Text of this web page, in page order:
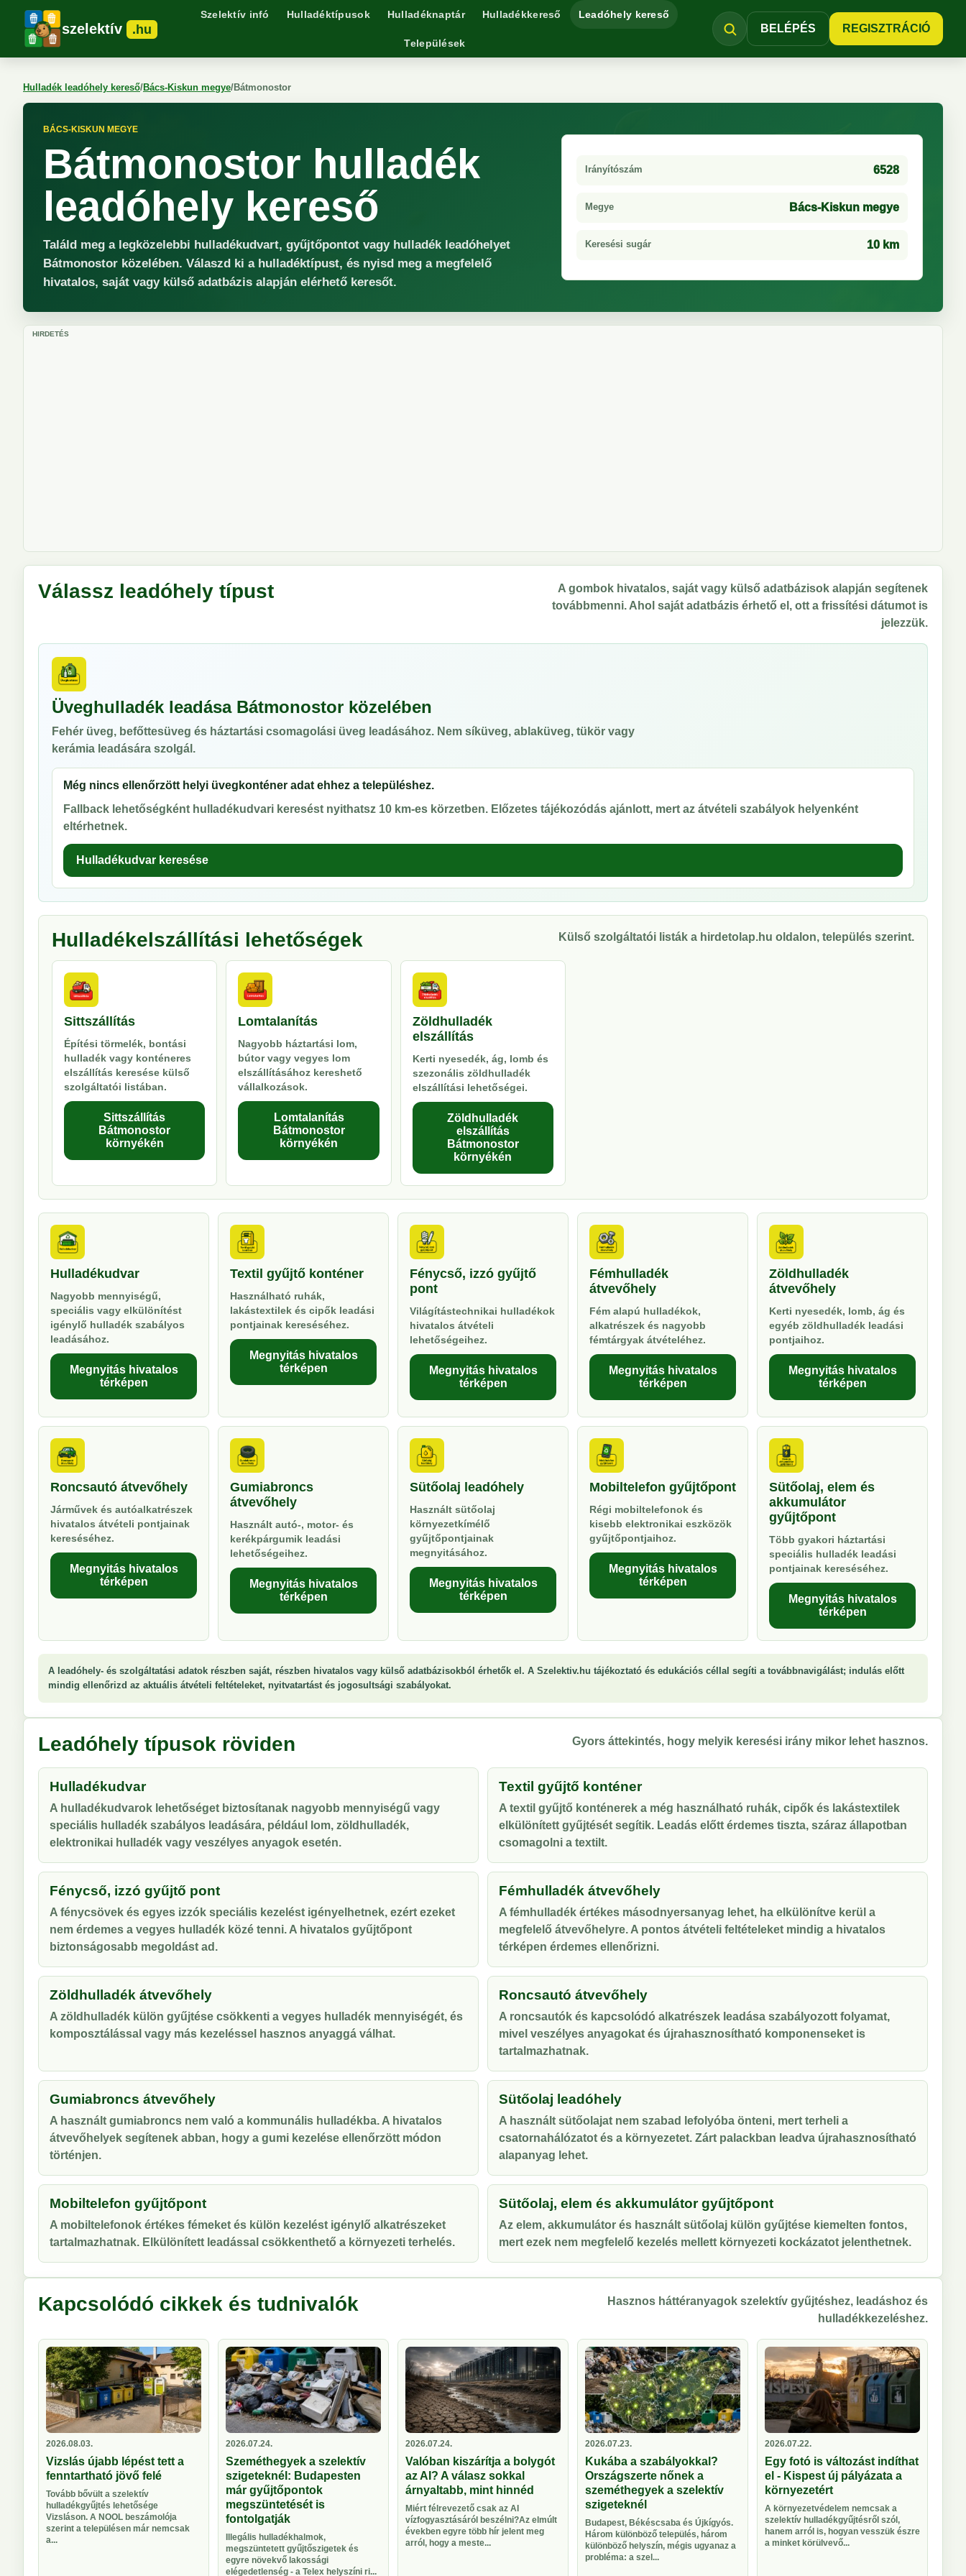
szelektív .hu
Szelektív infó Hulladéktípusok Hulladéknaptár Hulladékkereső Leadóhely kereső
Települések
BELÉPÉS REGISZTRÁCIÓ
Hulladék leadóhely kereső/Bács-Kiskun megye/Bátmonostor
BÁCS-KISKUN MEGYE
Bátmonostor hulladék
leadóhely kereső
Találd meg a legközelebbi hulladékudvart, gyűjtőpontot vagy hulladék leadóhelyet
Bátmonostor közelében. Válaszd ki a hulladéktípust, és nyisd meg a megfelelő
hivatalos, saját vagy külső adatbázis alapján elérhető keresőt.
Irányítószám 6528
Megye Bács-Kiskun megye
Keresési sugár 10 km
HIRDETÉS
Válassz leadóhely típust
A gombok hivatalos, saját vagy külső adatbázisok alapján segítenek
továbbmenni. Ahol saját adatbázis érhető el, ott a frissítési dátumot is
jelezzük.
Üveghulladék leadása Bátmonostor közelében
Fehér üveg, befőttesüveg és háztartási csomagolási üveg leadásához. Nem síküveg, ablaküveg, tükör vagy
kerámia leadására szolgál.
Még nincs ellenőrzött helyi üvegkonténer adat ehhez a településhez.
Fallback lehetőségként hulladékudvari keresést nyithatsz 10 km-es körzetben. Előzetes tájékozódás ajánlott, mert az átvételi szabályok helyenként
eltérhetnek.
Hulladékudvar keresése
Hulladékelszállítási lehetőségek Külső szolgáltatói listák a hirdetolap.hu oldalon, település szerint.
Sittszállítás
Építési törmelék, bontási
hulladék vagy konténeres
elszállítás keresése külső
szolgáltatói listában.
Sittszállítás
Bátmonostor
környékén
Lomtalanítás
Nagyobb háztartási lom,
bútor vagy vegyes lom
elszállításához kereshető
vállalkozások.
Lomtalanítás
Bátmonostor
környékén
Zöldhulladék
elszállítás
Kerti nyesedék, ág, lomb és
szezonális zöldhulladék
elszállítási lehetőségei.
Zöldhulladék
elszállítás
Bátmonostor
környékén
Hulladékudvar
Nagyobb mennyiségű,
speciális vagy elkülönítést
igénylő hulladék szabályos
leadásához.
Megnyitás hivatalos
térképen
Textil gyűjtő konténer
Használható ruhák,
lakástextilek és cipők leadási
pontjainak kereséséhez.
Megnyitás hivatalos
térképen
Fénycső, izzó gyűjtő
pont
Világítástechnikai hulladékok
hivatalos átvételi
lehetőségeihez.
Megnyitás hivatalos
térképen
Fémhulladék
átvevőhely
Fém alapú hulladékok,
alkatrészek és nagyobb
fémtárgyak átvételéhez.
Megnyitás hivatalos
térképen
Zöldhulladék
átvevőhely
Kerti nyesedék, lomb, ág és
egyéb zöldhulladék leadási
pontjaihoz.
Megnyitás hivatalos
térképen
Roncsautó átvevőhely
Járművek és autóalkatrészek
hivatalos átvételi pontjainak
kereséséhez.
Megnyitás hivatalos
térképen
Gumiabroncs
átvevőhely
Használt autó-, motor- és
kerékpárgumik leadási
lehetőségeihez.
Megnyitás hivatalos
térképen
Sütőolaj leadóhely
Használt sütőolaj
környezetkímélő
gyűjtőpontjainak
megnyitásához.
Megnyitás hivatalos
térképen
Mobiltelefon gyűjtőpont
Régi mobiltelefonok és
kisebb elektronikai eszközök
gyűjtőpontjaihoz.
Megnyitás hivatalos
térképen
Sütőolaj, elem és
akkumulátor
gyűjtőpont
Több gyakori háztartási
speciális hulladék leadási
pontjainak kereséséhez.
Megnyitás hivatalos
térképen
A leadóhely- és szolgáltatási adatok részben saját, részben hivatalos vagy külső adatbázisokból érhetők el. A Szelektiv.hu tájékoztató és edukációs céllal segíti a továbbnavigálást; indulás előtt
mindig ellenőrizd az aktuális átvételi feltételeket, nyitvatartást és jogosultsági szabályokat.
Leadóhely típusok röviden Gyors áttekintés, hogy melyik keresési irány mikor lehet hasznos.
Hulladékudvar
A hulladékudvarok lehetőséget biztosítanak nagyobb mennyiségű vagy
speciális hulladék szabályos leadására, például lom, zöldhulladék,
elektronikai hulladék vagy veszélyes anyagok esetén.
Textil gyűjtő konténer
A textil gyűjtő konténerek a még használható ruhák, cipők és lakástextilek
elkülönített gyűjtését segítik. Leadás előtt érdemes tiszta, száraz állapotban
csomagolni a textilt.
Fénycső, izzó gyűjtő pont
A fénycsövek és egyes izzók speciális kezelést igényelhetnek, ezért ezeket
nem érdemes a vegyes hulladék közé tenni. A hivatalos gyűjtőpont
biztonságosabb megoldást ad.
Fémhulladék átvevőhely
A fémhulladék értékes másodnyersanyag lehet, ha elkülönítve kerül a
megfelelő átvevőhelyre. A pontos átvételi feltételeket mindig a hivatalos
térképen érdemes ellenőrizni.
Zöldhulladék átvevőhely
A zöldhulladék külön gyűjtése csökkenti a vegyes hulladék mennyiségét, és
komposztálással vagy más kezeléssel hasznos anyaggá válhat.
Roncsautó átvevőhely
A roncsautók és kapcsolódó alkatrészek leadása szabályozott folyamat,
mivel veszélyes anyagokat és újrahasznosítható komponenseket is
tartalmazhatnak.
Gumiabroncs átvevőhely
A használt gumiabroncs nem való a kommunális hulladékba. A hivatalos
átvevőhelyek segítenek abban, hogy a gumi kezelése ellenőrzött módon
történjen.
Sütőolaj leadóhely
A használt sütőolajat nem szabad lefolyóba önteni, mert terheli a
csatornahálózatot és a környezetet. Zárt palackban leadva újrahasznosítható
alapanyag lehet.
Mobiltelefon gyűjtőpont
A mobiltelefonok értékes fémeket és külön kezelést igénylő alkatrészeket
tartalmazhatnak. Elkülönített leadással csökkenthető a környezeti terhelés.
Sütőolaj, elem és akkumulátor gyűjtőpont
Az elem, akkumulátor és használt sütőolaj külön gyűjtése kiemelten fontos,
mert ezek nem megfelelő kezelés mellett környezeti kockázatot jelenthetnek.
Kapcsolódó cikkek és tudnivalók
Hasznos háttéranyagok szelektív gyűjtéshez, leadáshoz és
hulladékkezeléshez.
2026.08.03.
Vizslás újabb lépést tett a
fenntartható jövő felé
Tovább bővült a szelektív
hulladékgyűjtés lehetősége
Vizsláson. A NOOL beszámolója
szerint a településen már nemcsak
a...
2026.07.24.
Szeméthegyek a szelektív
szigeteknél: Budapesten
már gyűjtőpontok
megszüntetését is
fontolgatják
Illegális hulladékhalmok,
megszüntetett gyűjtőszigetek és
egyre növekvő lakossági
elégedetlenség - a Telex helyszíni ri...
2026.07.24.
Valóban kiszárítja a bolygót
az AI? A válasz sokkal
árnyaltabb, mint hinnéd
Miért félrevezető csak az AI
vízfogyasztásáról beszélni?Az elmúlt
években egyre több hír jelent meg
arról, hogy a meste...
2026.07.23.
Kukába a szabályokkal?
Országszerte nőnek a
szeméthegyek a szelektív
szigeteknél
Budapest, Békéscsaba és Újkígyós.
Három különböző település, három
különböző helyszín, mégis ugyanaz a
probléma: a szel...
2026.07.22.
Egy fotó is változást indíthat
el - Kispest új pályázata a
környezetért
A környezetvédelem nemcsak a
szelektív hulladékgyűjtésről szól,
hanem arról is, hogyan vesszük észre
a minket körülvevő...